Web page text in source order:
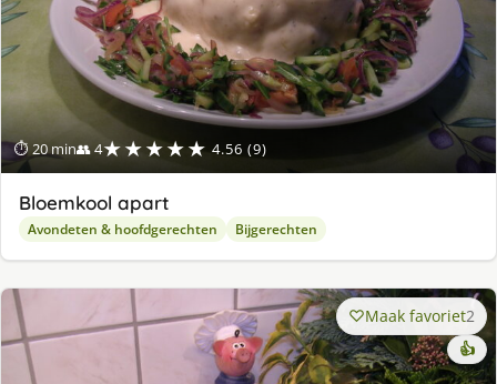
⏱ 20 min👥 4★★★★★ 4.56 (9)
Bloemkool apart
Avondeten & hoofdgerechten Bijgerechten
Maak favoriet2
👍